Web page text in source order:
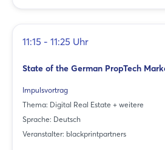
11:15 - 11:25 Uhr
State of the German PropTech
Impulsvortrag
Thema: Digital Real Estate + weitere
Sprache: Deutsch
Veranstalter: blackprintpartners
Jetzt